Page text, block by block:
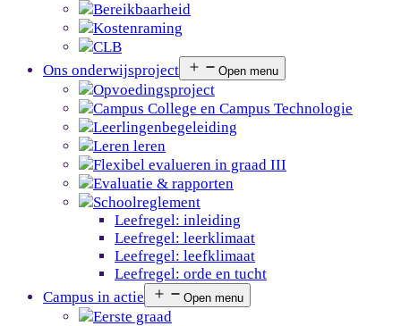
Bereikbaarheid
Kostenraming
CLB
Ons onderwijsproject
Open menu
Opvoedingsproject
Campus College en Campus Technologie
Leerlingenbegeleiding
Leren leren
Flexibel evalueren in graad III
Evaluatie & rapporten
Schoolreglement
Leefregel: inleiding
Leefregel: leerklimaat
Leefregel: leefklimaat
Leefregel: orde en tucht
Campus in actie
Open menu
Eerste graad